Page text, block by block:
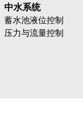
中水系统
蓄水池液位控制
压力与流量控制